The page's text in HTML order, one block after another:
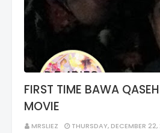
FIRST TIME BAWA
MOVIE
MRSLIEZ THURSDAY, DECEMBER 22,